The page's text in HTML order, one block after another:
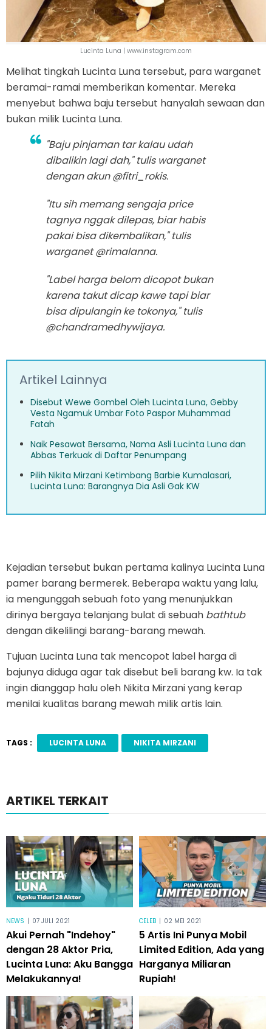
Lucinta Luna | www.instagram.com
Melihat tingkah Lucinta Luna tersebut, para warganet
beramai-ramai memberikan komentar. Mereka
menyebut bahwa baju tersebut hanyalah sewaan dan
bukan milik Lucinta Luna.
"Baju pinjaman tar kalau udah
dibalikin lagi dah," tulis warganet
dengan akun @fitri_rokis.
"Itu sih memang sengajaprice
tagnya nggak dilepas, biar habis
pakai bisa dikembalikan," tulis
warganet @rimalanna.
"Label harga belom dicopot bukan
karena takut dicap kawe tapi biar
bisa dipulangin ke tokonya," tulis
@chandramedhywijaya.
Artikel Lainnya
Disebut Wewe Gombel Oleh Lucinta Luna, Gebby
Vesta Ngamuk Umbar Foto Paspor Muhammad
Fatah
Naik Pesawat Bersama, Nama Asli Lucinta Luna dan
Abbas Terkuak di Daftar Penumpang
Pilih Nikita Mirzani Ketimbang Barbie Kumalasari,
Lucinta Luna: Barangnya Dia Asli Gak KW
Kejadian tersebut bukan pertama kalinya Lucinta Luna
pamer barang bermerek. Beberapa waktu yang lalu,
ia mengunggah sebuah foto yang menunjukkan
dirinya bergaya telanjang bulat di sebuah bathtub
dengan dikelilingi barang-barang mewah.
Tujuan Lucinta Luna tak mencopot label harga di
bajunya diduga agar tak disebut beli barang kw. Ia tak
ingin dianggap halu oleh Nikita Mirzani yang kerap
menilai kualitas barang mewah milik artis lain.
TAGS : LUCINTA LUNA NIKITA MIRZANI
ARTIKEL TERKAIT
NEWS | 07 JULI 2021
Akui Pernah "Indehoy"
dengan 28 Aktor Pria,
Lucinta Luna: Aku Bangga
Melakukannya!
CELEB | 02 MEI 2021
5 Artis Ini Punya Mobil
Limited Edition, Ada yang
Harganya Miliaran
Rupiah!